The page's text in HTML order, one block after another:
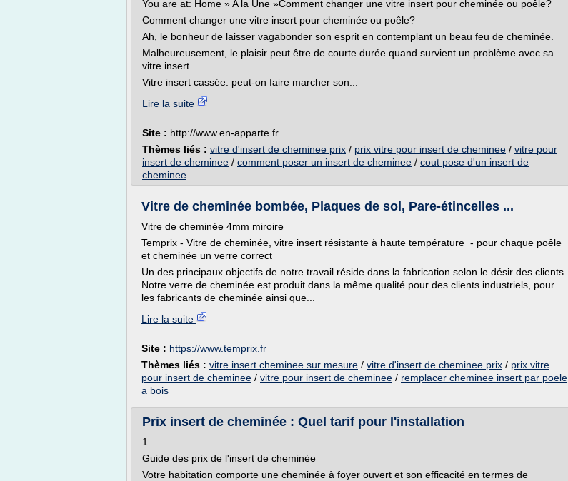
You are at: Home » A la Une »Comment changer une vitre insert pour cheminée ou poêle?
Comment changer une vitre insert pour cheminée ou poêle?
Ah, le bonheur de laisser vagabonder son esprit en contemplant un beau feu de cheminée.
Malheureusement, le plaisir peut être de courte durée quand survient un problème avec sa
vitre insert.
Vitre insert cassée: peut-on faire marcher son...
Lire la suite
Site : http://www.en-apparte.fr
Thèmes liés : vitre d'insert de cheminee prix / prix vitre pour insert de cheminee / vitre pour
insert de cheminee / comment poser un insert de cheminee / cout pose d'un insert de
cheminee
Vitre de cheminée bombée, Plaques de sol, Pare-étincelles ...
Vitre de cheminée 4mm miroire
Temprix - Vitre de cheminée, vitre insert résistante à haute température - pour chaque poêle
et cheminée un verre correct
Un des principaux objectifs de notre travail réside dans la fabrication selon le désir des clients.
Notre verre de cheminée est produit dans la même qualité pour des clients industriels, pour
les fabricants de cheminée ainsi que...
Lire la suite
Site : https://www.temprix.fr
Thèmes liés : vitre insert cheminee sur mesure / vitre d'insert de cheminee prix / prix vitre
pour insert de cheminee / vitre pour insert de cheminee / remplacer cheminee insert par poele
a bois
Prix insert de cheminée : Quel tarif pour l'installation
1
Guide des prix de l'insert de cheminée
Votre habitation comporte une cheminée à foyer ouvert et son efficacité en termes de